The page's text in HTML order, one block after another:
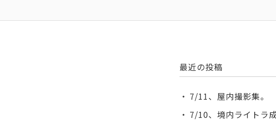
最近の投稿
7/11、屋内撮影集。
7/10、境内ライトラ